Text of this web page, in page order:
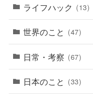
ライフハック (13)
世界のこと (47)
日常・考察 (67)
日本のこと (33)